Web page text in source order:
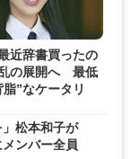
近辞書買ったの
の展開へ 最低
”なケータリ
松本和子が
ンバー全員